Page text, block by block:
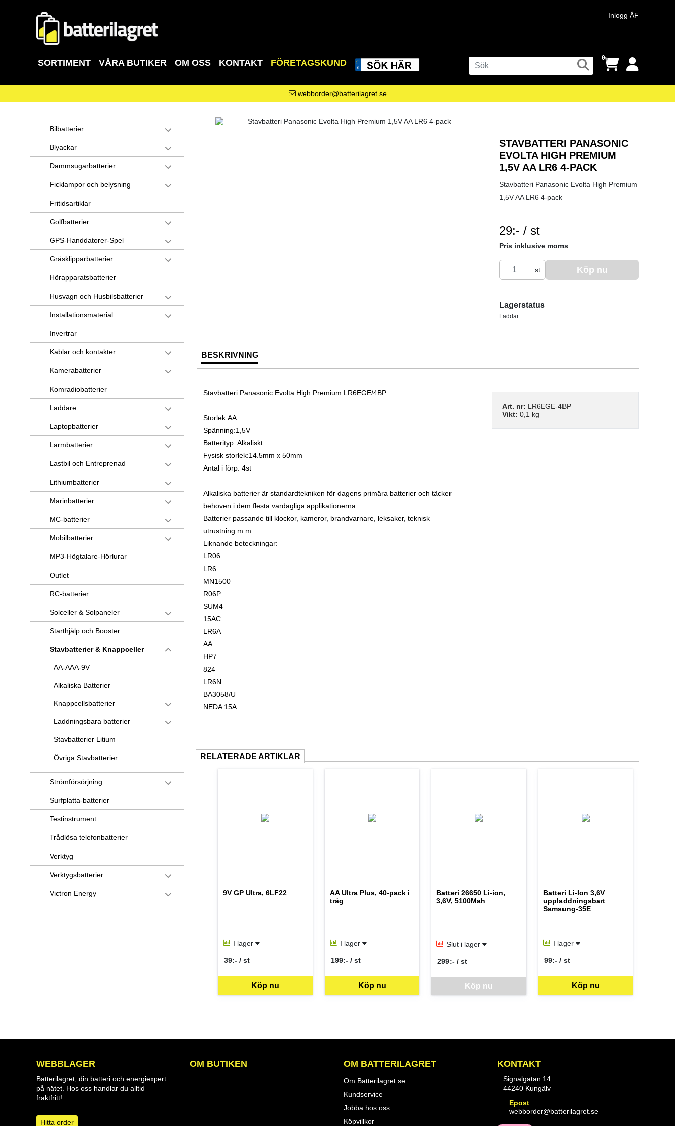
Inlogg ÅF
SORTIMENT VÅRA BUTIKER OM OSS KONTAKT FÖRETAGSKUND
0
webborder@batterilagret.se
Bilbatterier
Blyackar
Dammsugarbatterier
Ficklampor och belysning
Fritidsartiklar
Golfbatterier
GPS-Handdatorer-Spel
Gräsklipparbatterier
Hörapparatsbatterier
Husvagn och Husbilsbatterier
Installationsmaterial
Invertrar
Kablar och kontakter
Kamerabatterier
Komradiobatterier
Laddare
Laptopbatterier
Larmbatterier
Lastbil och Entreprenad
Lithiumbatterier
Marinbatterier
MC-batterier
Mobilbatterier
MP3-Högtalare-Hörlurar
Outlet
RC-batterier
Solceller & Solpaneler
Starthjälp och Booster
Stavbatterier & Knappceller
AA-AAA-9V
Alkaliska Batterier
Knappcellsbatterier
Laddningsbara batterier
Stavbatterier Litium
Övriga Stavbatterier
Strömförsörjning
Surfplatta-batterier
Testinstrument
Trådlösa telefonbatterier
Verktyg
Verktygsbatterier
Victron Energy
STAVBATTERI PANASONIC
EVOLTA HIGH PREMIUM
1,5V AA LR6 4-PACK
Stavbatteri Panasonic Evolta High Premium
1,5V AA LR6 4-pack
29:- / st
SEK per ST
Pris inklusive moms
st Köp nu
Lagerstatus
Laddar...
BESKRIVNING
Stavbatteri Panasonic Evolta High Premium LR6EGE/4BP
Storlek:AA
Spänning:1,5V
Batterityp: Alkaliskt
Fysisk storlek:14.5mm x 50mm
Antal i förp: 4st
Alkaliska batterier är standardtekniken för dagens primära batterier och täcker
behoven i dem flesta vardagliga applikationerna.
Batterier passande till klockor, kameror, brandvarnare, leksaker, teknisk
utrustning m.m.
Liknande beteckningar:
LR06
LR6
MN1500
R06P
SUM4
15AC
LR6A
AA
HP7
824
LR6N
BA3058/U
NEDA 15A
Art. nr: LR6EGE-4BP
Vikt: 0,1 kg
RELATERADE ARTIKLAR
9V GP Ultra, 6LF22
I lager
Köp nu
39:- / st
SEK per ST
AA Ultra Plus, 40-pack i
tråg
I lager
Köp nu
199:- / st
SEK per ST
Batteri 26650 Li-ion,
3,6V, 5100Mah
Slut i lager
Denna vara går inte att beställa via webben just nu, vänligen kontakta
Köp nu
299:- / st
SEK per ST
Batteri Li-Ion 3,6V
uppladdningsbart
Samsung-35E
I lager
Köp nu
99:- / st
SEK per ST
WEBBLAGER
Batterilagret, din batteri och energiexpert
på nätet. Hos oss handlar du alltid
fraktfritt!
Hitta order
OM BUTIKEN OM BATTERILAGRET
Om Batterilagret.se
Kundservice
Jobba hos oss
Köpvillkor
KONTAKT
Signalgatan 14
44240 Kungälv
Epost
webborder@batterilagret.se